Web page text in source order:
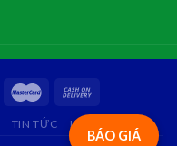
BÁO GIÁ
TIN TỨC LIÊN HỆ